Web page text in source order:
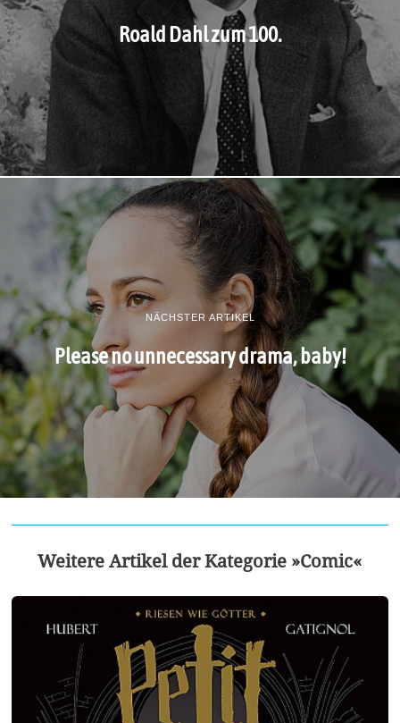
Roald Dahl zum 100.
NÄCHSTER ARTIKEL
Please no unnecessary drama, baby!
Weitere Artikel der Kategorie »Comic«